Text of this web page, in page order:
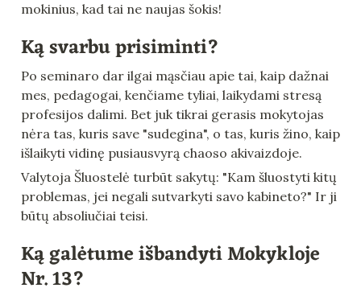
mokinius, kad tai ne naujas šokis!
Ką svarbu prisiminti?
Po seminaro dar ilgai mąsčiau apie tai, kaip dažnai
mes, pedagogai, kenčiame tyliai, laikydami stresą
profesijos dalimi. Bet juk tikrai gerasis mokytojas
nėra tas, kuris save "sudegina", o tas, kuris žino, kaip
išlaikyti vidinę pusiausvyrą chaoso akivaizdoje.
Valytoja Šluostelė turbūt sakytų: "Kam šluostyti kitų
problemas, jei negali sutvarkyti savo kabineto?" Ir ji
būtų absoliučiai teisi.
Ką galėtume išbandyti Mokykloje
Nr. 13?